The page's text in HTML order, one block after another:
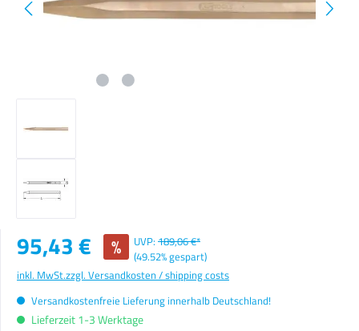
Verkaufspreis:
95,43 € % UVP: 189,06 €*
(49.52% gespart)
inkl. MwSt.zzgl. Versandkosten / shipping costs
Versandkostenfreie Lieferung innerhalb Deutschland!
Lieferzeit 1-3 Werktage